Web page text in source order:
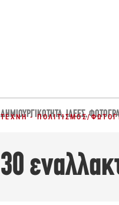
ΔΗΜΙΟΥΡΓΙΚΌΤΗΤΑ,ΙΔΈΕΣ,
ΤΈΧΝΗ - ΠΟΛΙΤΙΣΜΌΣ/
30